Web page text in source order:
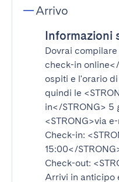
Arrivo
Informazioni
Dovrai compilare
check-in online</
ospiti e l'orario
quindi le
in</STRONG> 5
<STRONG>via
Check-in:
15:00</
Check-out:
Arrivi in anticipo